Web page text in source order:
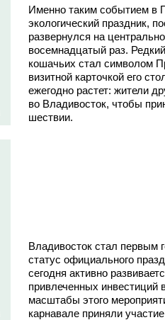
Именно таким событием в
экологический праздник,
развернулся на
восемнадцатый раз.
кошачьих стал символом
визитной карточкой его
ежегодно растет: жители
во Владивосток, чтобы
шествии.
Владивосток стал первым
статус официального
сегодня активно
привлеченных инвестиций
масштабы этого
карнавале приняли